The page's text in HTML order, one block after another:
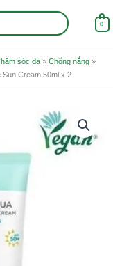
0
sóc da » Chống nắng »
Sun Cream 50ml x 2
₫.